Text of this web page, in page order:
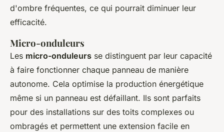
d'ombre fréquentes, ce qui pourrait diminuer leur
efficacité.
Micro-onduleurs
Les micro-onduleurs se distinguent par leur capacité
à faire fonctionner chaque panneau de manière
autonome. Cela optimise la production énergétique
même si un panneau est défaillant. Ils sont parfaits
pour des installations sur des toits complexes ou
ombragés et permettent une extension facile en